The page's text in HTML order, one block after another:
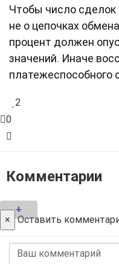
Чтобы число сделок
не о цепочках
процент должен
значений. Иначе
платежеспособного
2
0
Комментарии
+
× Оставить